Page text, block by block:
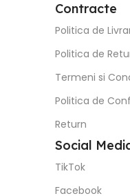
Contracte
Politica de
Politica de
Termeni si
Politica de
Return
Social
TikTok
Facebook